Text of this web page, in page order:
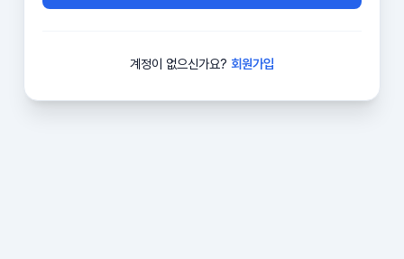
계정이 없으신가요? 회원가입